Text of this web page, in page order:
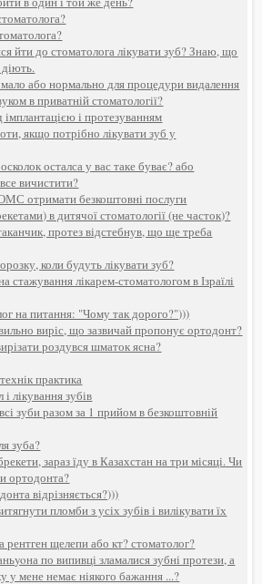
йти до стоматолога лікувати зуб? Знаю, що
або нормально для процедури видалення
в приватній стоматології?
імплантацією і протезуванням
якщо потрібно лікувати зуб у
осталса у вас таке буває? або
вичистити?
отримати безкоштовні послуги
в дитячої стоматології (не часток)?
протез відстебнув, що ще треба
коли будуть лікувати зуб?
лікарем-стоматологом в Ізраїлі
на питання: "Чому так дорого?")))
виріс, що зазвичай пропонує ортодонт?
роздувся шматок ясна?
практика
лікування зубів
зуби разом за 1 прийом в безкоштовній
зуба?
зараз їду в Казахстан на три місяці. Чи
ортодонта?
відрізняється?)))
пломби з усіх зубів і вилікувати їх
щелепи або кт? стоматолог?
по випивці зламалися зубні протези, а
у мене немає ніякого бажання ...?